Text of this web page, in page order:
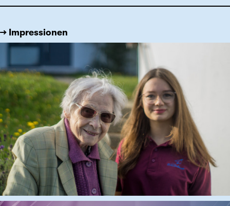
→ Impressionen